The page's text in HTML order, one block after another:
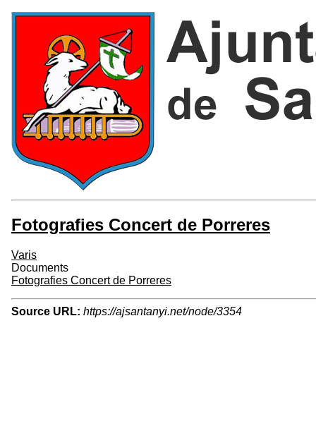
Fotografies Concert de Porreres
Varis
Documents
Fotografies Concert de Porreres
Source URL: https://ajsantanyi.net/node/3354